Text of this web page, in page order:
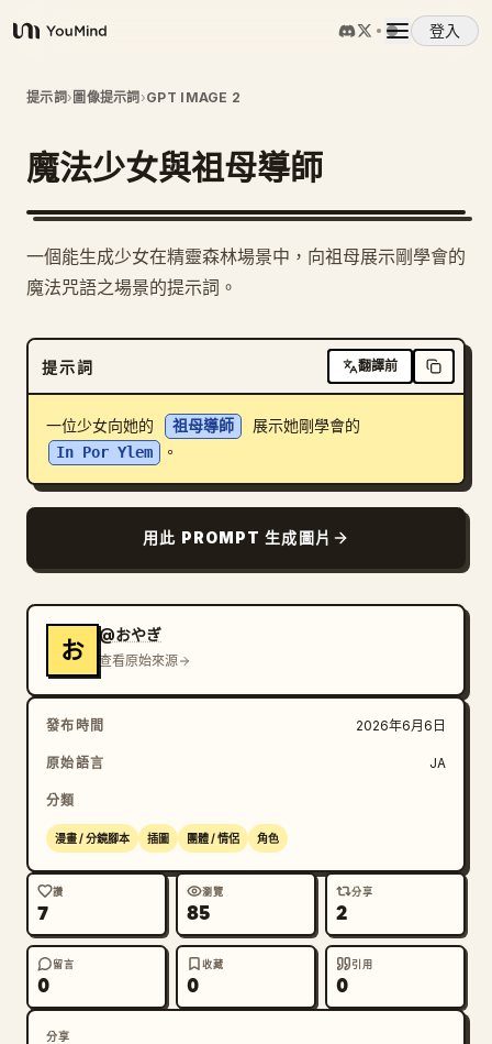
YouMind
登入
概覽
使用案例
定價
下載
提示詞› 圖像提示詞 ›GPT IMAGE 2
魔法少女與祖母導師
一個能生成少女在精靈森林場景中，向祖母展示剛學會的
魔法咒語之場景的提示詞。
提示詞 翻譯前
一位少女向她的 祖母導師
展示她剛學會的
In Por Ylem
。
用此 PROMPT 生成圖片
お
@おやぎ
查看原始來源
發布時間 2026年6月6日
原始語言 JA
分類
漫畫 / 分鏡腳本 插圖 團體 / 情侶 角色
讚
7
瀏覽
85
分享
2
留言
0
收藏
0
引用
0
分享